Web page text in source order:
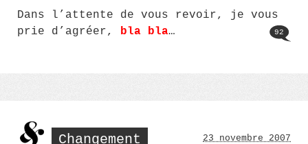
Dans l’attente de vous revoir, je vous
prie d’agréer, bla bla… 92
Changement
23 novembre 2007